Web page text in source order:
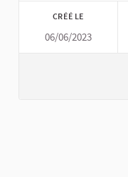
CRÉÉ LE
06/06/2023